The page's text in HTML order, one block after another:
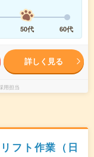
50代 60代
詳しく見る
用担当
フト作業（日